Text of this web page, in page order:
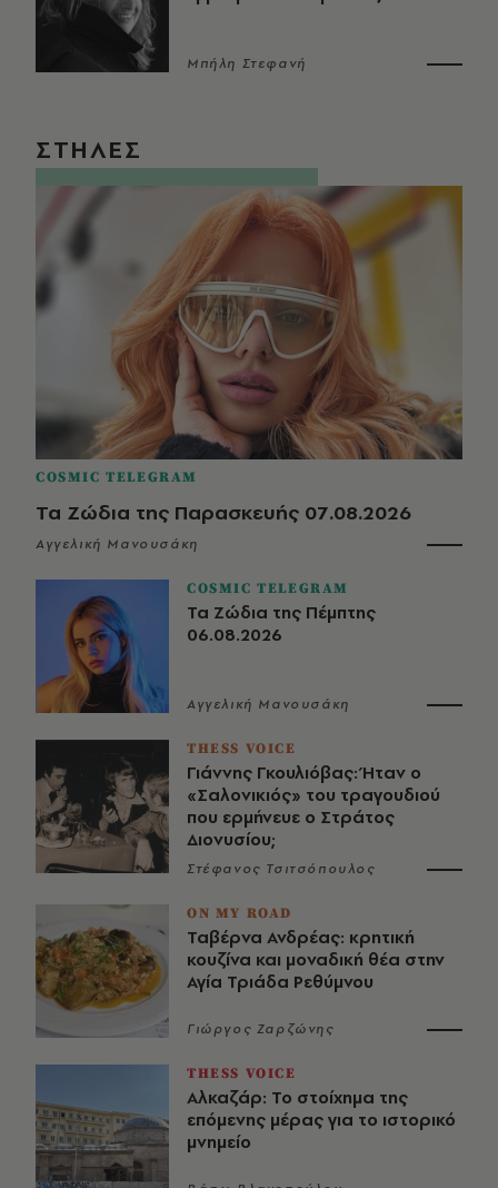
Μπήλη Στεφανή
ΣΤΗΛΕΣ
COSMIC TELEGRAM
Τα Ζώδια της Παρασκευής 07.08.2026
Αγγελική Μανουσάκη
COSMIC TELEGRAM
Τα Ζώδια της Πέμπτης
06.08.2026
Αγγελική Μανουσάκη
THESS VOICE
Γιάννης Γκουλιόβας: Ήταν ο
«Σαλονικιός» του τραγουδιού
που ερμήνευε ο Στράτος
Διονυσίου;
Στέφανος Τσιτσόπουλος
ON MY ROAD
Ταβέρνα Ανδρέας: κρητική
κουζίνα και μοναδική θέα στην
Αγία Τριάδα Ρεθύμνου
Γιώργος Ζαρζώνης
THESS VOICE
Αλκαζάρ: Το στοίχημα της
επόμενης μέρας για το ιστορικό
μνημείο